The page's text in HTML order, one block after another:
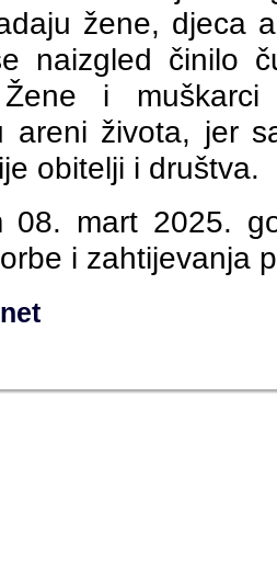
žene, djeca
naizgled činilo
Žene i
areni života, jer
obitelji i društva.
08. mart 2025.
i zahtijevanja